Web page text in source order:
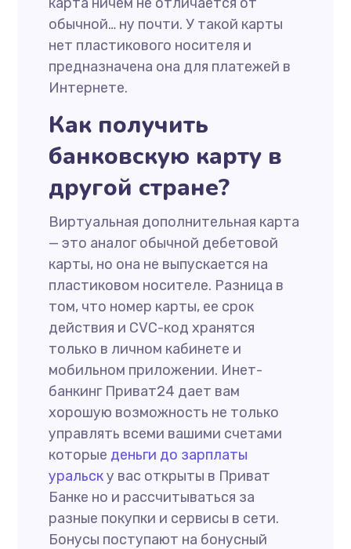
обычной… ну почти. У такой карты
нет пластикового носителя и
предназначена она для платежей в
Интернете.
Как получить
банковскую карту в
другой стране?
Виртуальная дополнительная карта
— это аналог обычной дебетовой
карты, но она не выпускается на
пластиковом носителе. Разница в
том, что номер карты, ее срок
действия и CVC-код хранятся
только в личном кабинете и
мобильном приложении. Инет-
банкинг Приват24 дает вам
хорошую возможность не только
управлять всеми вашими счетами
которые деньги до зарплаты
уральску вас открыты в Приват
Банке но и рассчитываться за
разные покупки и сервисы в сети.
Бонусы поступают на бонусный